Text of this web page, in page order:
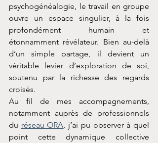
psychogénéalogie, le travail en groupe
ouvre un espace singulier, à la fois
profondément humain et
étonnamment révélateur. Bien au-delà
d’un simple partage, il devient un
véritable levier d’exploration de soi,
soutenu par la richesse des regards
croisés.
Au fil de mes accompagnements,
notamment auprès de professionnels
du réseau ORA , j’ai pu observer à quel
point cette dynamique collective